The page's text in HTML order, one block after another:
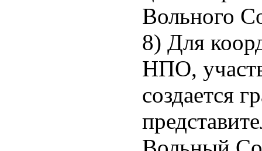
Вольного
8) Для
НПО,
создается